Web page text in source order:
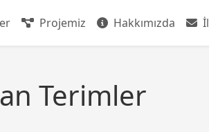
Projemiz Hakkımızda
Terimler